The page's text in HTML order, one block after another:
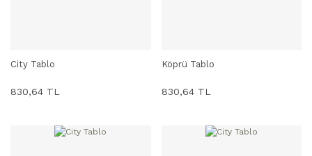
SEPETE EKLE
City Tablo
830,64 TL
SEPETE EKLE
Köprü Tablo
830,64 TL